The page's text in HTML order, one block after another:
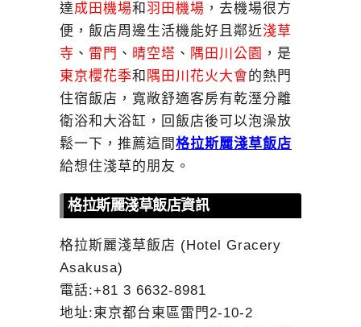
達成田機場和 羽田機場 ，去機場很方
便，飯店周邊生活機能好且鄰近淺草
寺 、 雷門 、 晴空塔 、 隅田川公園 ，是
東京櫻花季和 隅田川花火大會的熱門
住宿飯店，寬敞舒適客房有乾溼分離
衛浴和大浴缸，回飯店後可以泡澡放
鬆一下，推薦這間格拉斯麗淺草飯店
給想住淺草的朋友。
格拉斯麗淺草飯店資訊
格拉斯麗淺草飯店 (Hotel Gracery
Asakusa)
電話:+81 3 6632-8981
地址:東京都台東區雷門2-10-2